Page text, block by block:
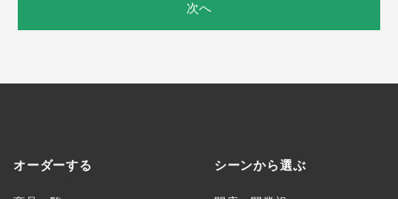
次へ
オーダーする シーンから選ぶ